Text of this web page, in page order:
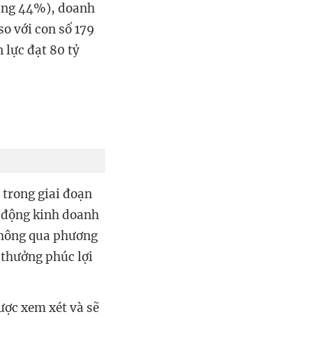
44%), doanh
với con số 179
lực đạt 80 tỷ
trong giai đoạn
kinh doanh
qua phương
phúc lợi
xem xét và sẽ